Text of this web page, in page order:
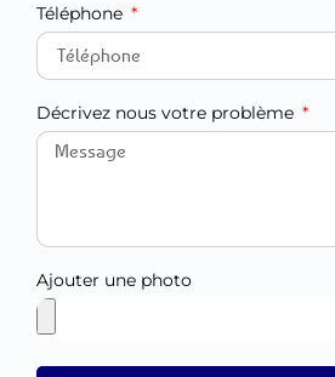
Téléphone
Décrivez nous votre problème
Ajouter une photo